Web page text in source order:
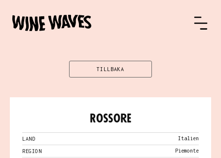
TILLBAKA
Rossore
LAND Italien
REGION Piemonte